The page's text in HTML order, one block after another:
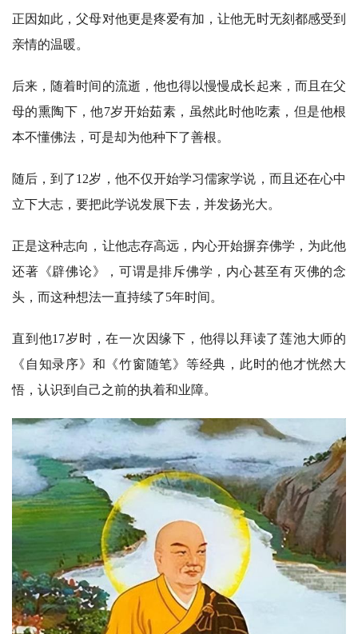
正因如此，父母对他更是疼爱有加，让他无时无刻都感受到
亲情的温暖。
后来，随着时间的流逝，他也得以慢慢成长起来，而且在父
母的熏陶下，他7岁开始茹素，虽然此时他吃素，但是他根
本不懂佛法，可是却为他种下了善根。
随后，到了12岁，他不仅开始学习儒家学说，而且还在心中
立下大志，要把此学说发展下去，并发扬光大。
正是这种志向，让他志存高远，内心开始摒弃佛学，为此他
还著《辟佛论》，可谓是排斥佛学，内心甚至有灭佛的念
头，而这种想法一直持续了5年时间。
直到他17岁时，在一次因缘下，他得以拜读了莲池大师的
《自知录序》和《竹窗随笔》等经典，此时的他才恍然大
悟，认识到自己之前的执着和业障。